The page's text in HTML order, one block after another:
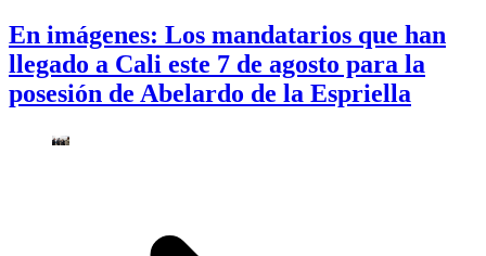
En imágenes: Los mandatarios que han
llegado a Cali este 7 de agosto para la
posesión de Abelardo de la Espriella